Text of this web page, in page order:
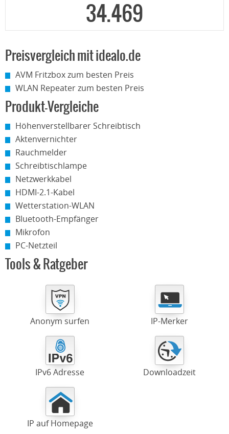
34.469
Preisvergleich mit idealo.de
AVM Fritzbox zum besten Preis
WLAN Repeater zum besten Preis
Produkt-Vergleiche
Höhenverstellbarer Schreibtisch
Aktenvernichter
Rauchmelder
Schreibtischlampe
Netzwerkkabel
HDMI-2.1-Kabel
Wetterstation-WLAN
Bluetooth-Empfänger
Mikrofon
PC-Netzteil
Tools & Ratgeber
Anonym surfen IP-Merker
IPv6 Adresse Downloadzeit
IP auf Homepage